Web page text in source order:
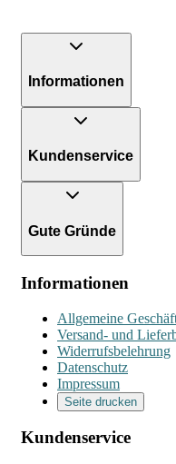
Informationen
Kundenservice
Gute Gründe
Informationen
Allgemeine
Versand- und
Widerrufsbelehrung
Datenschutz
Impressum
Seite drucken
Kundenservice